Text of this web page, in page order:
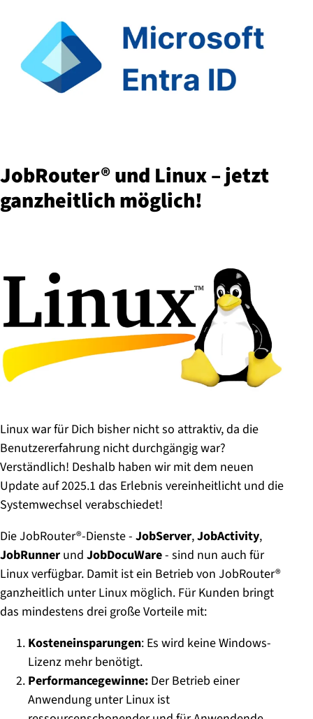
JobRouter® und Linux – jetzt
ganz­heit­lich möglich!
Linux war für Dich bisher nicht so attraktiv, da die
Benutzererfahrung nicht durchgängig war?
Verständlich! Deshalb haben wir mit dem neuen
Update auf 2025.1 das Erlebnis vereinheitlicht und die
Systemwechsel verabschiedet!
Die JobRouter®-Dienste - JobServer,JobActivity,
JobRunner und JobDocuWare- sind nun auch für
Linux verfügbar. Damit ist ein Betrieb von JobRouter®
ganzheitlich unter Linux möglich. Für Kunden bringt
das mindestens drei große Vorteile mit:
Kosteneinsparungen: Es wird keine Windows-
Lizenz mehr benötigt.
Performancegewinne: Der Betrieb einer
Anwendung unter Linux ist